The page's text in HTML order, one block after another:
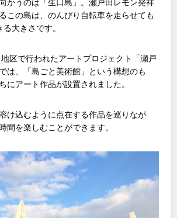
かうのは「生口島」。瀬戸田レモン発祥
この島は、のんびり自転車を走らせても
大きさです。
区で行われたアートプロジェクト「瀬戸
は、「島ごと美術館」という構想のも
にアート作品が設置されました。
け込むように点在する作品を巡りなが
間を楽しむことができます。